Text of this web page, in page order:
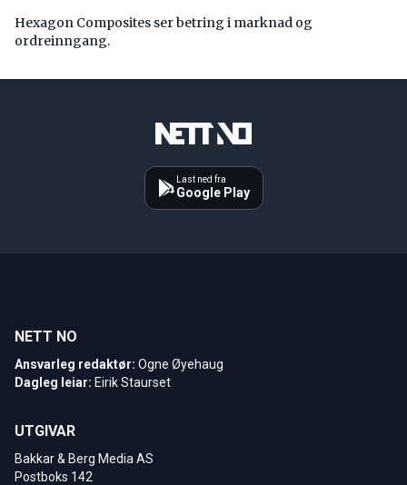
Hexagon Composites ser betring i marknad og
ordreinngang.
Last ned fra
Google Play
NETT NO
Ansvarleg redaktør: Ogne Øyehaug
Dagleg leiar: Eirik Staurset
UTGIVAR
Bakkar & Berg Media AS
Postboks 142